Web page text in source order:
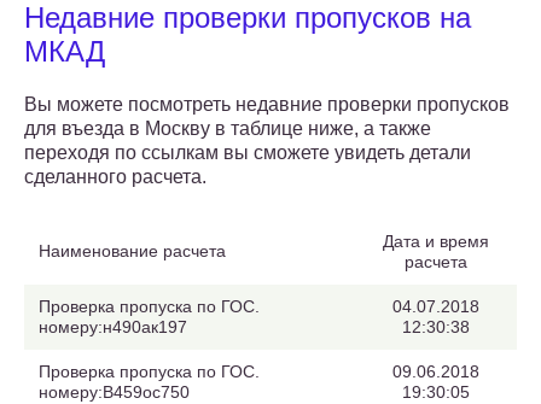
Недавние проверки пропусков на
МКАД
Вы можете посмотреть недавние проверки пропусков
для въезда в Москву в таблице ниже, а также
переходя по ссылкам вы сможете увидеть детали
сделанного расчета.
Наименование расчета
Дата и время
расчета
Проверка пропуска по ГОС.
номеру:н490ак197
04.07.2018
12:30:38
Проверка пропуска по ГОС.
номеру:В459ос750
09.06.2018
19:30:05